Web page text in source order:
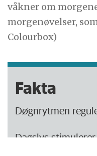
våkner om
morgenøvelser,
Colourbox)
Fakta
Døgnrytmen
Dagslys